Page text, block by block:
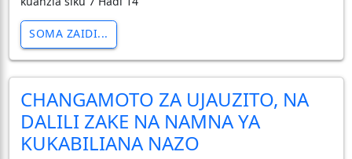
SOMA ZAIDI...
CHANGAMOTO ZA UJAUZITO, NA
DALILI ZAKE NA NAMNA YA
KUKABILIANA NAZO